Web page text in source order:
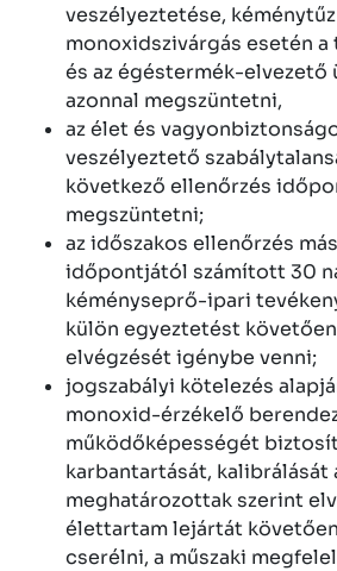
veszélyeztetése,
monoxidszivárgás esetén
és az égéstermék-elvezető
azonnal megszüntetni,
az élet és
veszélyeztető
következő ellenőrzés
megszüntetni;
az időszakos ellenőrzés
időpontjától számított 30
kéményseprő-ipari
külön egyeztetést követően
elvégzését igénybe venni;
jogszabályi kötelezés
monoxid-érzékelő
működőképességét
karbantartását, kalibrálását
meghatározottak szerint
élettartam lejártát
cserélni, a műszaki